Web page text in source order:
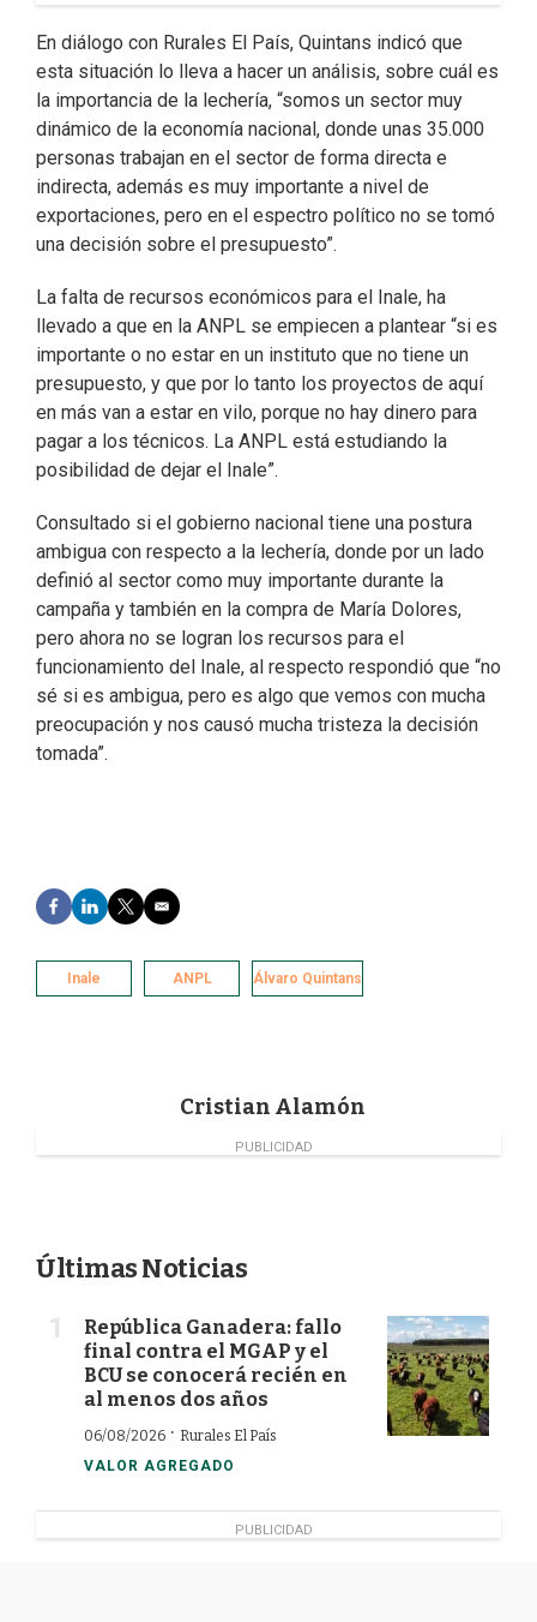
En diálogo con Rurales El País, Quintans indicó que
esta situación lo lleva a hacer un análisis, sobre cuál es
la importancia de la lechería, “somos un sector muy
dinámico de la economía nacional, donde unas 35.000
personas trabajan en el sector de forma directa e
indirecta, además es muy importante a nivel de
exportaciones, pero en el espectro político no se tomó
una decisión sobre el presupuesto”.
La falta de recursos económicos para el Inale, ha
llevado a que en la ANPL se empiecen a plantear “si es
importante o no estar en un instituto que no tiene un
presupuesto, y que por lo tanto los proyectos de aquí
en más van a estar en vilo, porque no hay dinero para
pagar a los técnicos. La ANPL está estudiando la
posibilidad de dejar el Inale”.
Consultado si el gobierno nacional tiene una postura
ambigua con respecto a la lechería, donde por un lado
definió al sector como muy importante durante la
campaña y también en la compra de María Dolores,
pero ahora no se logran los recursos para el
funcionamiento del Inale, al respecto respondió que “no
sé si es ambigua, pero es algo que vemos con mucha
preocupación y nos causó mucha tristeza la decisión
tomada”.
F
a
b
L
i
k
e
T
w
t
E
m
l
Inale ANPL Álvaro Quintans
Cristian Alamón
PUBLICIDAD
Últimas Noticias
República Ganadera: fallo
final contra el MGAP y el
BCU se conocerá recién en
al menos dos años
06/08/2026 · Rurales El País
VALOR AGREGADO
PUBLICIDAD